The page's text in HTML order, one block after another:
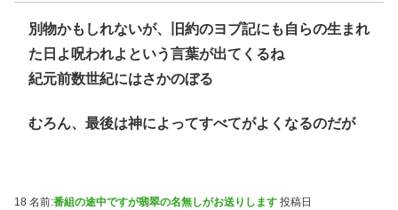
別物かもしれないが、旧約のヨブ記にも自らの生まれ
た日よ呪われよという言葉が出てくるね
紀元前数世紀にはさかのぼる
むろん、最後は神によってすべてがよくなるのだが
18 名前:番組の途中ですが翡翠の名無しがお送りします 投稿日